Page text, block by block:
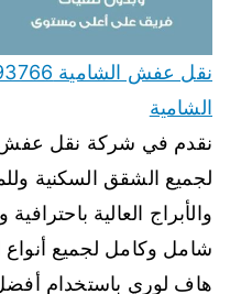
الشامية
نقدم في شركة نقل عفش
لجميع الشقق السكنية
والأبراج العالية
شامل وكامل لجميع أنواع
هاف لوري باستخدام